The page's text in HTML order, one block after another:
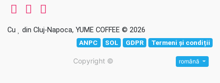
Cu din Cluj-Napoca, YUME COFFEE © 2026
ANPC SOL GDPR Termeni și condiții
Copyright © română